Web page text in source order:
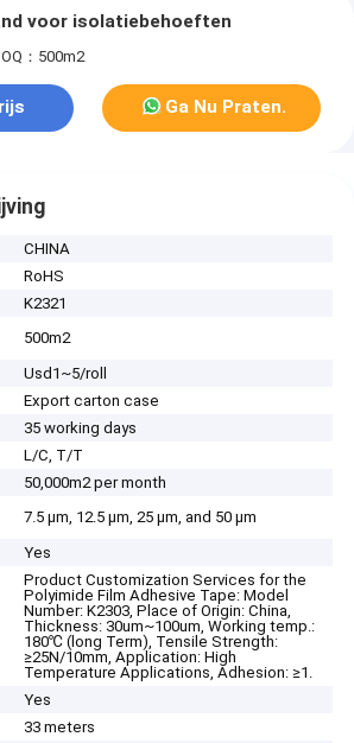
voor isolatiebehoeften
：500m2
Ga Nu Praten.
CHINA
RoHS
K2321
500m2
Usd1~5/roll
Export carton case
35 working days
L/C, T/T
50,000m2 per month
7.5 µm, 12.5 µm, 25 µm, and 50 µm
Yes
Product Customization Services for the
Polyimide Film Adhesive Tape: Model
Number: K2303, Place of Origin: China,
Thickness: 30um~100um, Working temp.:
180℃ (long Term), Tensile Strength:
≥25N/10mm, Application: High
Temperature Applications, Adhesion: ≥1.
Yes
33 meters